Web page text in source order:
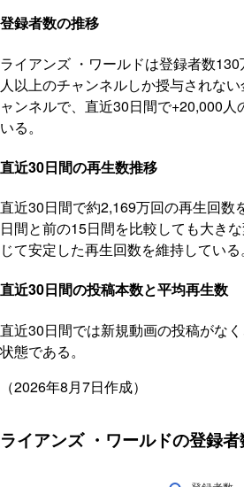
登録者数の推移
ライアンズ ・ワールドは登録者数
人以上のチャンネルしか授与されな
ャンネルで、直近30日間で+20,000人
いる。
直近30日間の再生数推移
直近30日間で約2,169万回の再生回数
日間と前の15日間を比較しても大き
じて安定した再生回数を維持している。
直近30日間の投稿本数と平均再生数
直近30日間では新規動画の投稿がな
状態である。
（2026年8月7日作成）
ライアンズ ・ワールドの登録